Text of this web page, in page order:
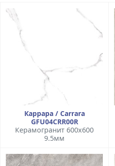
Каррара / Carrara
GFU04CRR00R
Керамогранит 600x600
9.5мм